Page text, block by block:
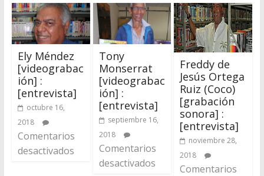
Ely Méndez
[videograbac
ión] :
[entrevista]
octubre 16,
2018
Comentarios
desactivados
Tony
Monserrat
[videograbac
ión] :
[entrevista]
septiembre 16,
2018
Comentarios
desactivados
Freddy de
Jesús Ortega
Ruiz (Coco)
[grabación
sonora] :
[entrevista]
noviembre 28,
2018
Comentarios